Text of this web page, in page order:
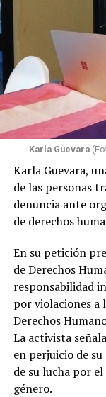
Karla Guevara
Karla Guevara,
de las personas
denuncia ante
de derechos
En su petición
de Derechos
responsabilidad
por violaciones a
Derechos
La activista
en perjuicio de
de su lucha por
género.